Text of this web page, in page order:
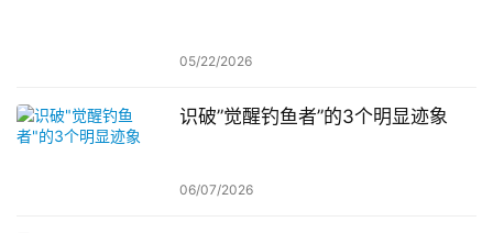
05/22/2026
识破”觉醒钓鱼者”的3个明显迹象
06/07/2026